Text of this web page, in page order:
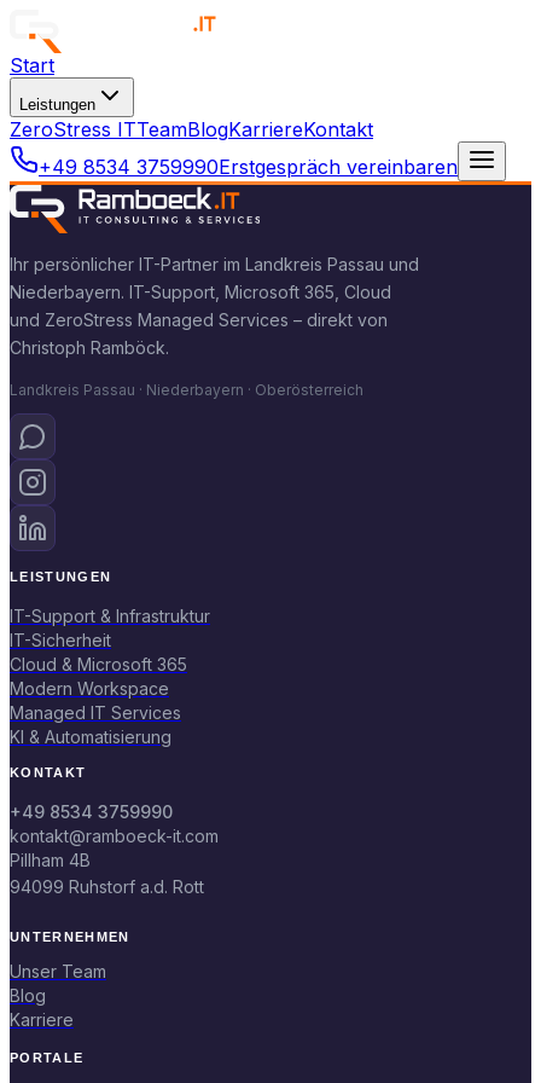
Start
Leistungen
ZeroStress ITTeamBlogKarriereKontakt
+49 8534 3759990Erstgespräch vereinbaren
Ihr persönlicher IT-Partner im Landkreis Passau und
Niederbayern. IT-Support, Microsoft 365, Cloud
und ZeroStress Managed Services – direkt von
Christoph Ramböck.
Landkreis Passau · Niederbayern · Oberösterreich
LEISTUNGEN
IT-Support & Infrastruktur
IT-Sicherheit
Cloud & Microsoft 365
Modern Workspace
Managed IT Services
KI & Automatisierung
KONTAKT
+49 8534 3759990
kontakt@ramboeck-it.com
Pillham 4B
94099 Ruhstorf a.d. Rott
UNTERNEHMEN
Unser Team
Blog
Karriere
PORTALE